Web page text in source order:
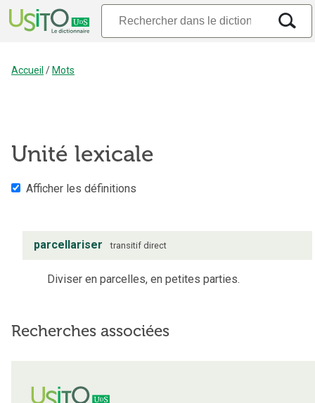
Accueil / Mots
Unité lexicale
Afficher les définitions
parcellariser transitif direct
Diviser en parcelles, en petites parties.
Recherches associées